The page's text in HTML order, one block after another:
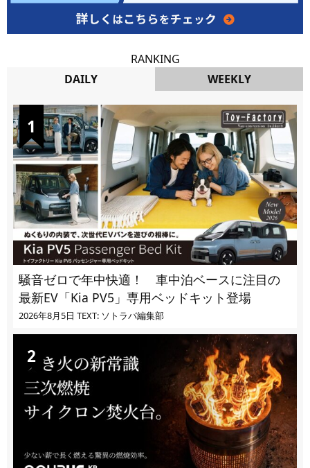
RANKING
DAILY
WEEKLY
騒音ゼロで年中快適！ 車中泊ベースに注目の
最新EV「Kia PV5」専用ベッドキット登場
2026年8月5日 TEXT: ソトラバ編集部